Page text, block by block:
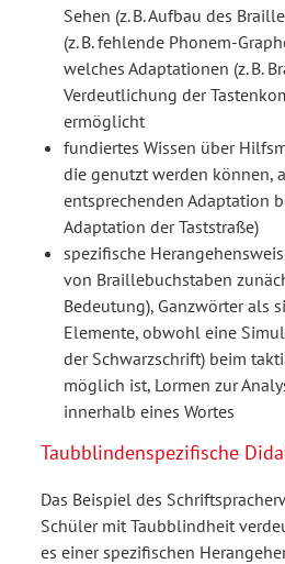
Sehen (z. B. Aufbau des
(z. B. fehlende Phonem-
welches Adaptationen (z. B.
Verdeutlichung der
ermöglicht
fundiertes Wissen über
die genutzt werden können,
entsprechenden Adaptation
Adaptation der Taststraße)
spezifische
von Braillebuchstaben
Bedeutung), Ganzwörter als
Elemente, obwohl eine
der Schwarzschrift) beim
möglich ist, Lormen zur
innerhalb eines Wortes
Taubblindenspezifische
Das Beispiel des
Schüler mit Taubblindheit
es einer spezifischen